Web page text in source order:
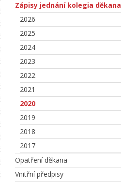
Zápisy jednání kolegia děkana
2026
2025
2024
2023
2022
2021
2020
2019
2018
2017
Opatření děkana
Vnitřní předpisy